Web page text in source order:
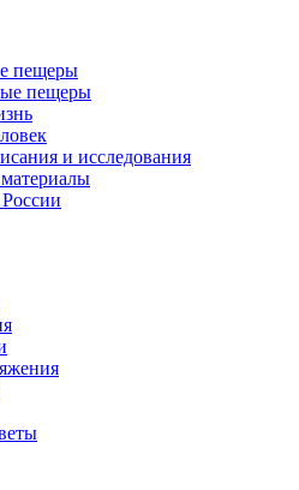
пещеры
пещеры
и исследования